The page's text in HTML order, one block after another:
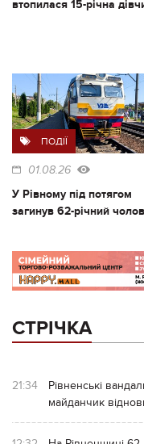
втопилася 15-річна
ПОДІЇ
01.08.26
У Рівному під потягом
загинув 62-річний
СТРІЧКА
21:34
Рівненські
майданчик